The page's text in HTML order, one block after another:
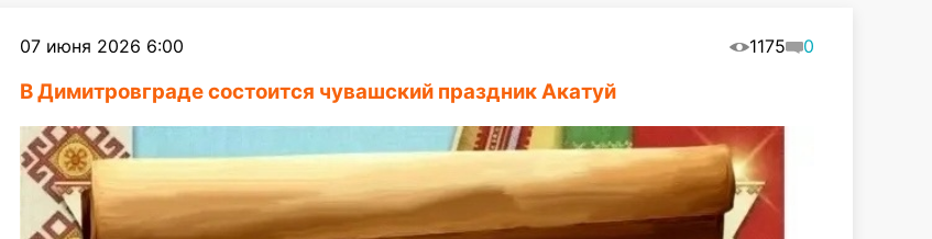
07 июня 2026 6:00 1175 0
В Димитровграде состоится чувашский праздник Акатуй